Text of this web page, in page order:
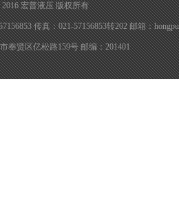
宏普液压 版权所有
传真：021-57156853转202 邮箱：
奉贤区亿松路159号 邮编：201401